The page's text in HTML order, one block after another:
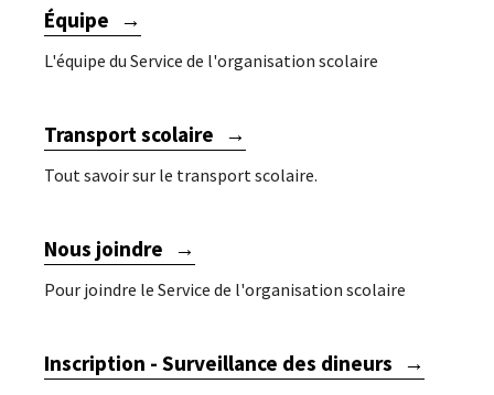
Équipe
L'équipe du Service de l'organisation scolaire
Transport scolaire
Tout savoir sur le transport scolaire.
Nous joindre
Pour joindre le Service de l'organisation scolaire
Inscription - Surveillance des dineurs